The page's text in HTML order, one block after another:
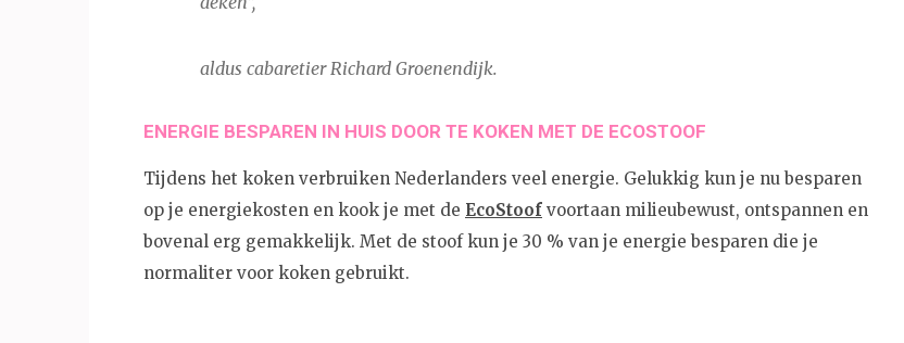
aldus cabaretier Richard Groenendijk.
ENERGIE BESPAREN IN HUIS DOOR TE KOKEN MET DE ECOSTOOF
Tijdens het koken verbruiken Nederlanders veel energie. Gelukkig kun je nu besparen
op je energiekosten en kook je met de EcoStoof voortaan milieubewust, ontspannen en
bovenal erg gemakkelijk. Met de stoof kun je 30 % van je energie besparen die je
normaliter voor koken gebruikt.